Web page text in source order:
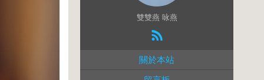
雙雙燕 咏燕
關於本站